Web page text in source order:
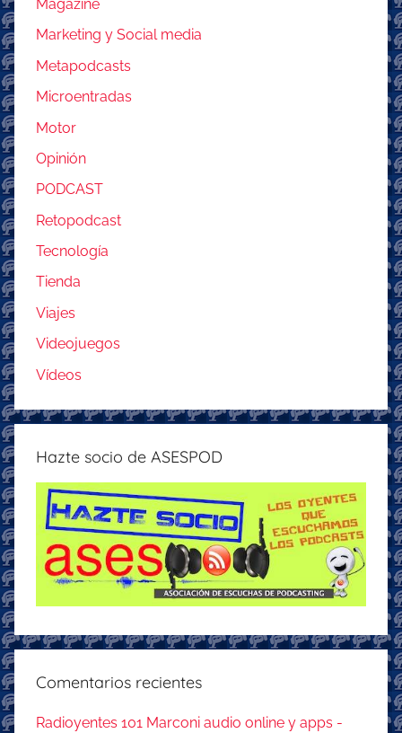
Magazine
Marketing y Social media
Metapodcasts
Microentradas
Motor
Opinión
PODCAST
Retopodcast
Tecnología
Tienda
Viajes
Videojuegos
Vídeos
Hazte socio de ASESPOD
Comentarios recientes
Radioyentes 101 Marconi audio online y apps -